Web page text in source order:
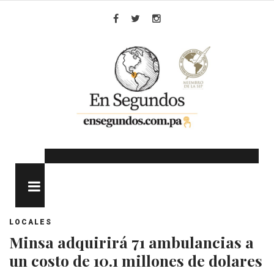
LOCALES
Minsa adquirirá 71 ambulancias a
un costo de 10.1 millones de dolares